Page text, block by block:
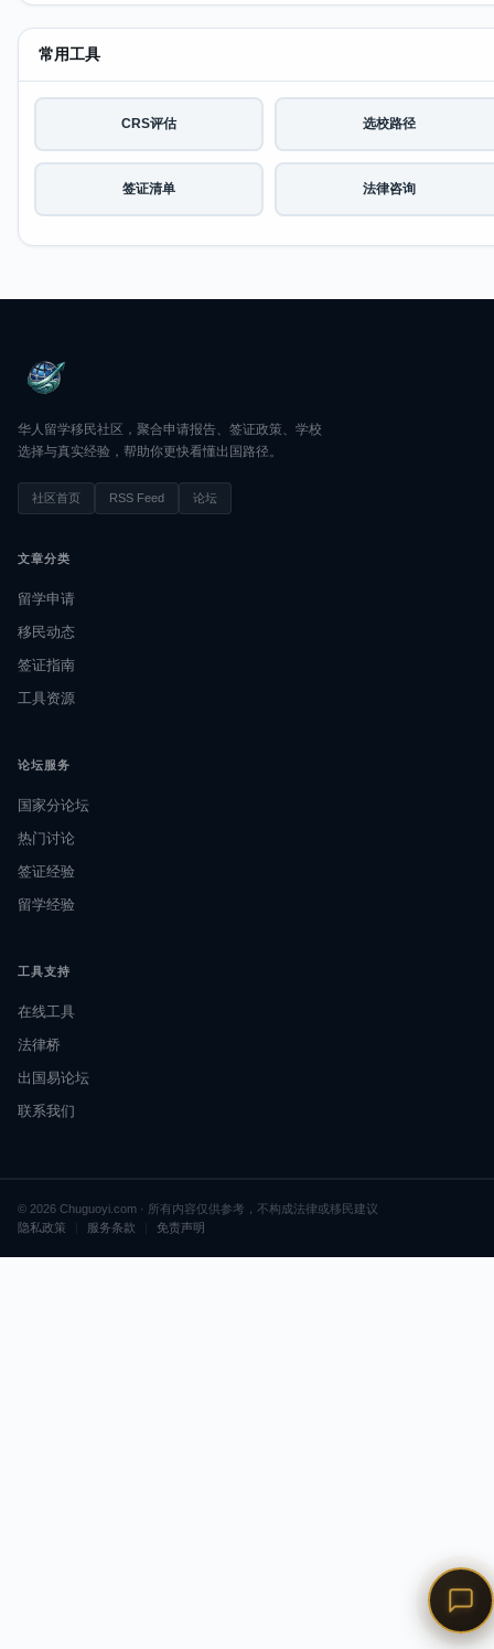
常用工具
CRS评估 选校路径
签证清单 法律咨询
华人留学移民社区，聚合申请报告、签证政策、学校
选择与真实经验，帮助你更快看懂出国路径。
社区首页 RSS Feed 论坛
文章分类
留学申请
移民动态
签证指南
工具资源
论坛服务
国家分论坛
热门讨论
签证经验
留学经验
工具支持
在线工具
法律桥
出国易论坛
联系我们
© 2026 Chuguoyi.com · 所有内容仅供参考，不构成法律或移民建议
隐私政策
服务条款 免责声明